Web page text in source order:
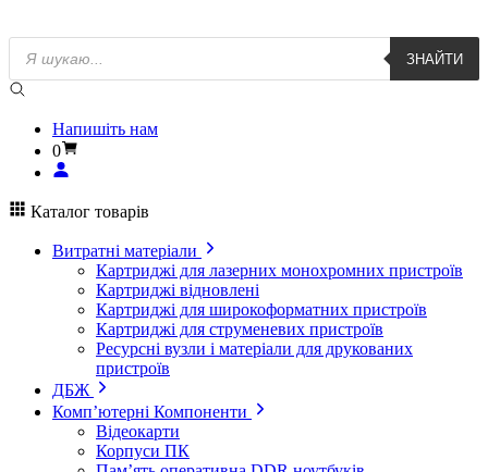
Пошук
товарів
ЗНАЙТИ
Напишіть нам
0
Каталог товарів
Витратні матеріали
Картриджі для лазерних монохромних пристроїв
Картриджі відновлені
Картриджі для широкоформатних пристроїв
Картриджі для струменевих пристроїв
Ресурсні вузли і матеріали для друкованих
пристроїв
ДБЖ
Комп’ютерні Компоненти
Відеокарти
Корпуси ПК